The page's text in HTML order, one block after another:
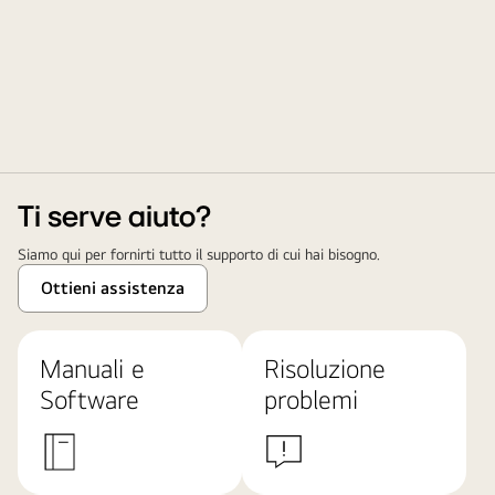
Ti serve aiuto?
Siamo qui per fornirti tutto il supporto di cui hai bisogno.
Ottieni assistenza
Manuali e
Software
Risoluzione
problemi